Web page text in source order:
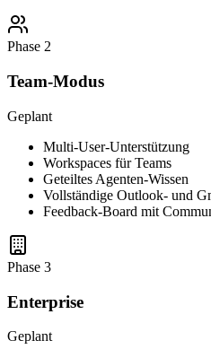
Phase 2
Team-Modus
Geplant
Multi-User-Unterstützung
Workspaces für Teams
Geteiltes Agenten-Wissen
Vollständige Outlook- und
Feedback-Board mit
Phase 3
Enterprise
Geplant